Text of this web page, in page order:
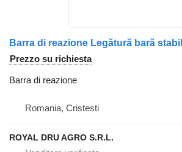
Prezzo su richiesta
Barra di reazione
Romania, Cristesti
ROYAL DRU AGRO S.R.L.